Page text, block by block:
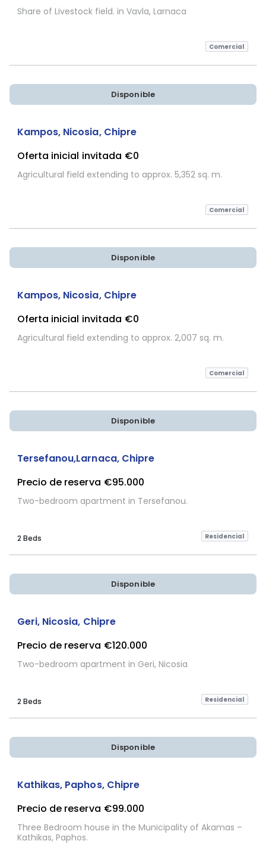
Share of Livestock field. in Vavla, Larnaca
Comercial
Disponible
Kampos, Nicosia, Chipre
Oferta inicial invitada €0
Agricultural field extending to approx. 5,352 sq. m.
Comercial
Disponible
Kampos, Nicosia, Chipre
Oferta inicial invitada €0
Agricultural field extending to approx. 2,007 sq. m.
Comercial
Disponible
Tersefanou,Larnaca, Chipre
Precio de reserva €95.000
Two-bedroom apartment in Tersefanou.
2 Beds Residencial
Disponible
Geri, Nicosia, Chipre
Precio de reserva €120.000
Two-bedroom apartment in Geri, Nicosia
2 Beds Residencial
Disponible
Kathikas, Paphos, Chipre
Precio de reserva €99.000
Three Bedroom house in the Municipality of Akamas –
Kathikas, Paphos.